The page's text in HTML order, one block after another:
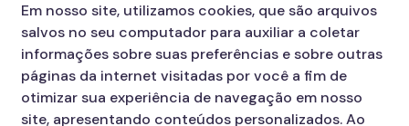
Em nosso site, utilizamos cookies, que são arquivos
salvos no seu computador para auxiliar a coletar
informações sobre suas preferências e sobre outras
páginas da internet visitadas por você a fim de
otimizar sua experiência de navegação em nosso
site, apresentando conteúdos personalizados. Ao